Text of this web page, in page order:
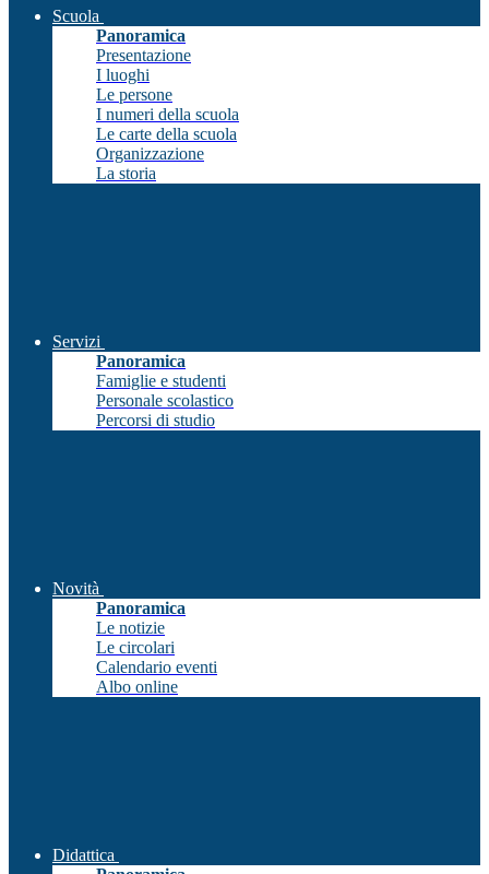
Scuola
Panoramica
Presentazione
I luoghi
Le persone
I numeri della scuola
Le carte della scuola
Organizzazione
La storia
Servizi
Panoramica
Famiglie e studenti
Personale scolastico
Percorsi di studio
Novità
Panoramica
Le notizie
Le circolari
Calendario eventi
Albo online
Didattica